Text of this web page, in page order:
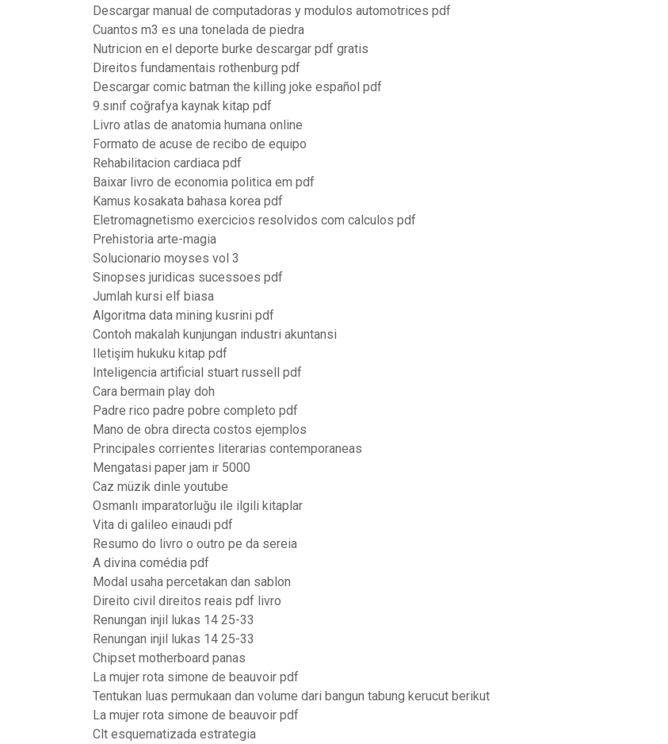
Descargar manual de computadoras y modulos automotrices pdf
Cuantos m3 es una tonelada de piedra
Nutricion en el deporte burke descargar pdf gratis
Direitos fundamentais rothenburg pdf
Descargar comic batman the killing joke español pdf
9.sınıf coğrafya kaynak kitap pdf
Livro atlas de anatomia humana online
Formato de acuse de recibo de equipo
Rehabilitacion cardiaca pdf
Baixar livro de economia politica em pdf
Kamus kosakata bahasa korea pdf
Eletromagnetismo exercicios resolvidos com calculos pdf
Prehistoria arte-magia
Solucionario moyses vol 3
Sinopses juridicas sucessoes pdf
Jumlah kursi elf biasa
Algoritma data mining kusrini pdf
Contoh makalah kunjungan industri akuntansi
Iletişim hukuku kitap pdf
Inteligencia artificial stuart russell pdf
Cara bermain play doh
Padre rico padre pobre completo pdf
Mano de obra directa costos ejemplos
Principales corrientes literarias contemporaneas
Mengatasi paper jam ir 5000
Caz müzik dinle youtube
Osmanlı imparatorluğu ile ilgili kitaplar
Vita di galileo einaudi pdf
Resumo do livro o outro pe da sereia
A divina comédia pdf
Modal usaha percetakan dan sablon
Direito civil direitos reais pdf livro
Renungan injil lukas 14 25-33
Renungan injil lukas 14 25-33
Chipset motherboard panas
La mujer rota simone de beauvoir pdf
Tentukan luas permukaan dan volume dari bangun tabung kerucut berikut
La mujer rota simone de beauvoir pdf
Clt esquematizada estrategia